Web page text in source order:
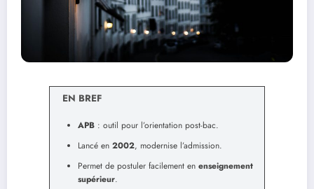
EN BREF
APB : outil pour l’orientation post-bac.
Lancé en 2002, modernise l’admission.
Permet de postuler facilement en enseignement
supérieur.